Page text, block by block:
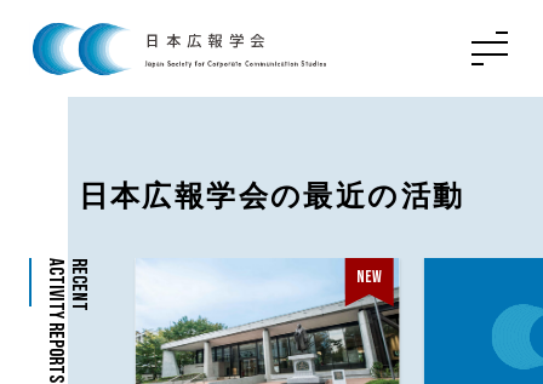
日本広報学会の最近の活動
Recent
Activity Reports New